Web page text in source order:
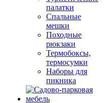
палатки
Спальные
мешки
Походные
рюкзаки
Термобоксы,
термосумки
Наборы для
пикника